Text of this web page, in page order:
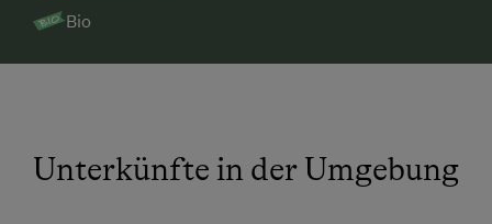
Bio
Unterkünfte in der Umgebung